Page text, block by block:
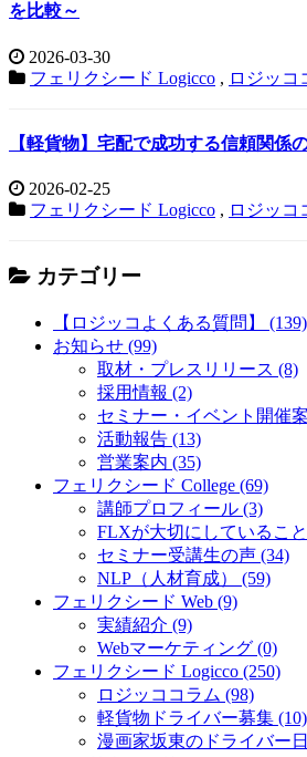
を比較～
2026-03-30
フェリクシード Logicco , ロジッコ
【軽貨物】宅配で成功する信頼関係
2026-02-25
フェリクシード Logicco , ロジッコ
カテゴリー
【ロジッコよくある質問】 (139)
お知らせ (99)
取材・プレスリリース (8)
採用情報 (2)
セミナー・イベント開催
活動報告 (13)
営業案内 (35)
フェリクシード College (69)
講師プロフィール (3)
FLXが大切にしているこ
セミナー受講生の声 (34)
NLP（人材育成） (59)
フェリクシード Web (9)
実績紹介 (9)
Webマーケティング (0)
フェリクシード Logicco (250)
ロジッココラム (98)
軽貨物ドライバー募集 (10)
漫画家坂東のドライバー